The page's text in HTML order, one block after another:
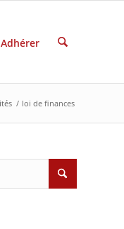
Adhérer
/ loi de finances